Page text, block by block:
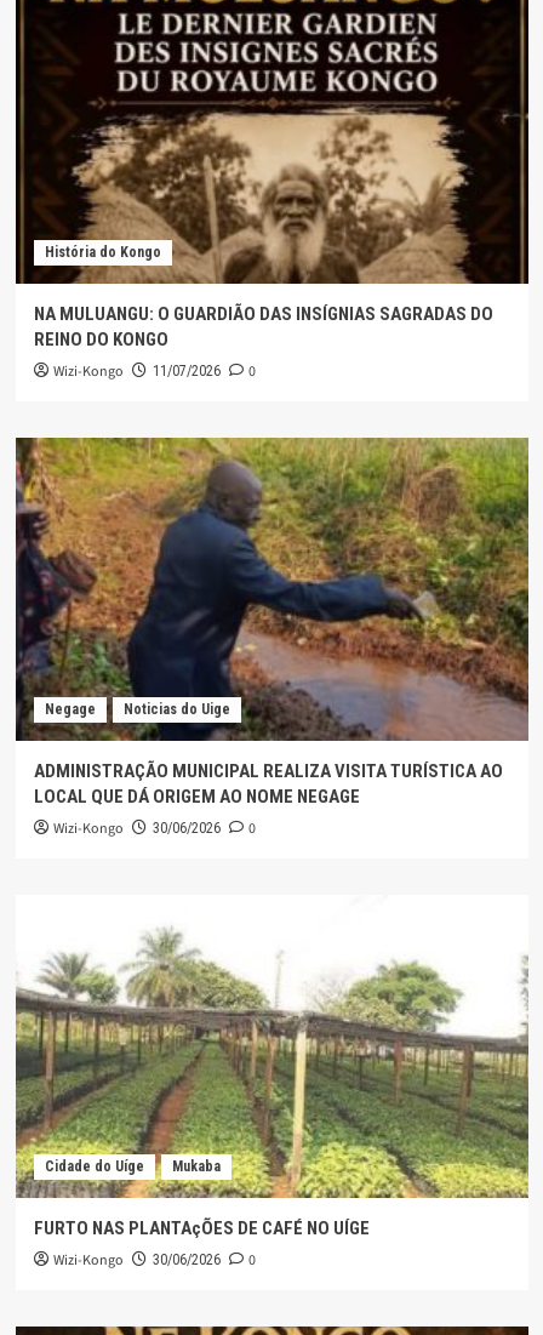
História do Kongo
NA MULUANGU: O GUARDIÃO DAS INSÍGNIAS SAGRADAS DO
REINO DO KONGO
Wizi-Kongo 11/07/2026 0
Negage Noticias do Uige
ADMINISTRAÇÃO MUNICIPAL REALIZA VISITA TURÍSTICA AO
LOCAL QUE DÁ ORIGEM AO NOME NEGAGE
Wizi-Kongo 30/06/2026 0
Cidade do Uíge Mukaba
FURTO NAS PLANTAçÕES DE CAFÉ NO UÍGE
Wizi-Kongo 30/06/2026 0